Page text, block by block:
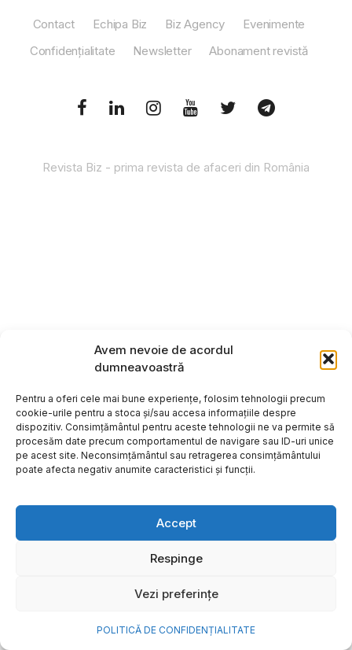
Avem nevoie de acordul
dumneavoastră
Pentru a oferi cele mai bune experiențe, folosim tehnologii precum
cookie-urile pentru a stoca și/sau accesa informațiile despre
dispozitiv. Consimțământul pentru aceste tehnologii ne va permite să
procesăm date precum comportamentul de navigare sau ID-uri unice
pe acest site. Neconsimțământul sau retragerea consimțământului
poate afecta negativ anumite caracteristici și funcții.
Accept
Respinge
Vezi preferințe
POLITICĂ DE CONFIDENȚIALITATE
Contact Echipa Biz Biz Agency
Evenimente
Confidențialitate
Newsletter Abonament revistă
Revista Biz - prima revista de afaceri din România
Copyright ©2026